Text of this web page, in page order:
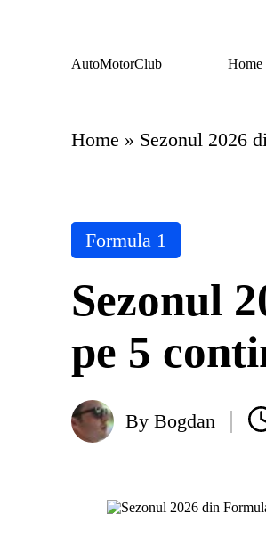
AutoMotorClub
si
pasionatii
Home
Home » Sezonul 2026
Posted
in
Formula 1
Sezonul
pe 5
Posted
By Bogdan